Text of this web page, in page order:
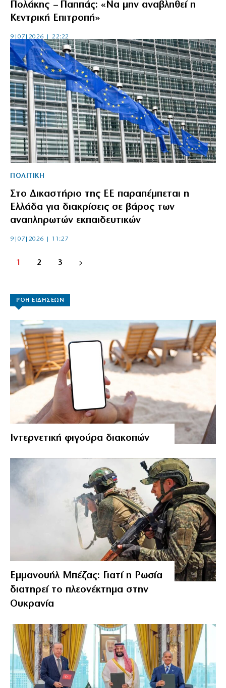
Πολάκης – Παππάς: «Να μην αναβληθεί η
Κεντρική Επιτροπή»
9|07|2026 | 22:22
ΠΟΛΙΤΙΚΗ
Στο Δικαστήριο της ΕΕ παραπέμπεται η
Ελλάδα για διακρίσεις σε βάρος των
αναπληρωτών εκπαιδευτικών
9|07|2026 | 11:27
1 2 3
ΡΟΗ ΕΙΔΗΣΕΩΝ
Ιντερνετική φιγούρα διακοπών
Εμμανουήλ Μπέζας: Γιατί η Ρωσία
διατηρεί το πλεονέκτημα στην
Ουκρανία